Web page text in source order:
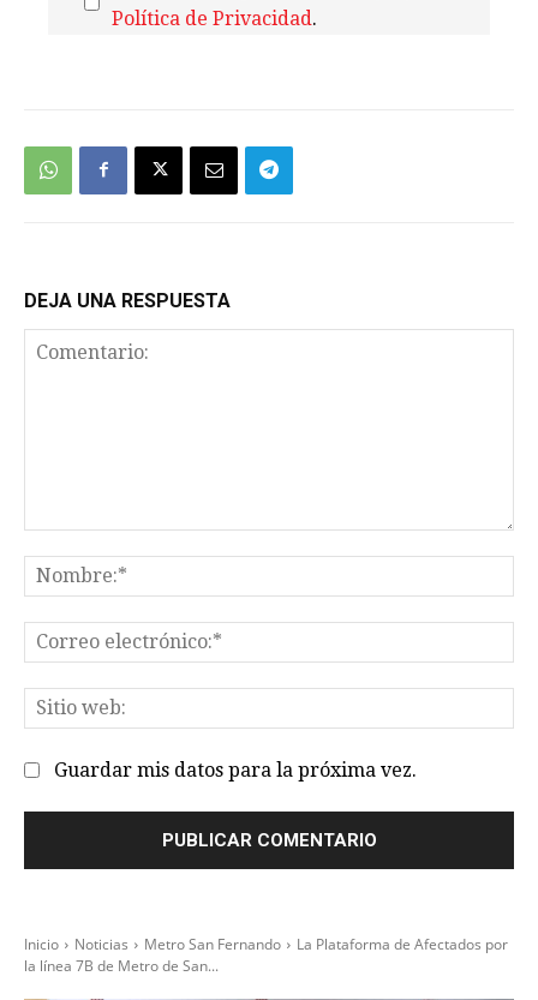
Política de Privacidad.
DEJA UNA RESPUESTA
Guardar mis datos para la próxima vez.